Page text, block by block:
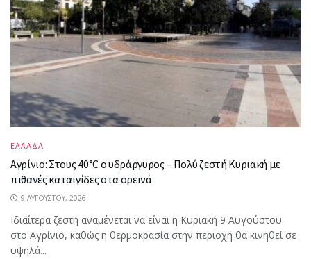
ΕΛΛΑΔΑ
Αγρίνιο: Στους 40°C ο υδράργυρος – Πολύ ζεστή Κυριακή με
πιθανές καταιγίδες στα ορεινά
9 ΑΥΓΟΎΣΤΟΥ, 2026
Ιδιαίτερα ζεστή αναμένεται να είναι η Κυριακή 9 Αυγούστου
στο Αγρίνιο, καθώς η θερμοκρασία στην περιοχή θα κινηθεί σε
υψηλά...